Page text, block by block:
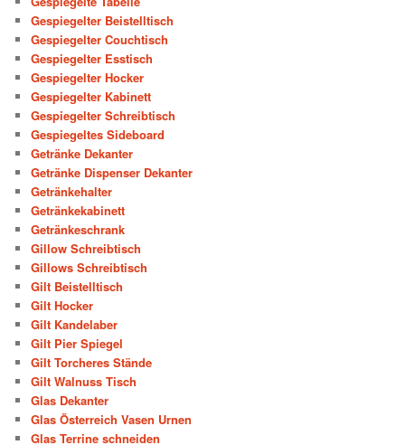
Gespiegelter Beistelltisch
Gespiegelter Couchtisch
Gespiegelter Esstisch
Gespiegelter Hocker
Gespiegelter Kabinett
Gespiegelter Schreibtisch
Gespiegeltes Sideboard
Getränke Dekanter
Getränke Dispenser Dekanter
Getränkehalter
Getränkekabinett
Getränkeschrank
Gillow Schreibtisch
Gillows Schreibtisch
Gilt Beistelltisch
Gilt Hocker
Gilt Kandelaber
Gilt Pier Spiegel
Gilt Torcheres Stände
Gilt Walnuss Tisch
Glas Dekanter
Glas Österreich Vasen Urnen
Glas Terrine schneiden